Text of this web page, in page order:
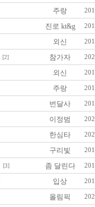
주랑
진로 kt&g
외신
[2] 참가자
외신
주랑
번달사
이정범
한심타
구리빛
[3] 좀 달린다
입상
올림픽